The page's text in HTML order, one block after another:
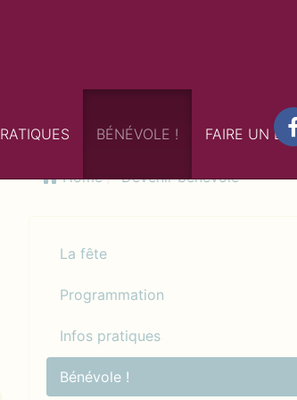
BÉNÉVOLE !
FAIRE UN DON
Home Devenir bénévole
La fête
Programmation
Infos pratiques
Bénévole !